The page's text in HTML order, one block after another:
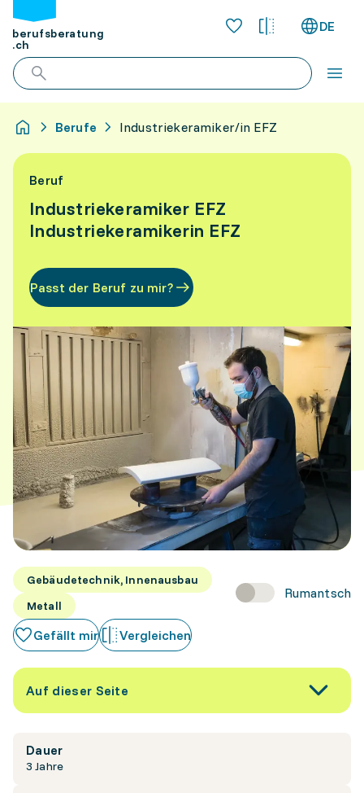
berufsberatung
.ch
DE
Berufe Industriekeramiker/in EFZ
Beruf
Industriekeramiker EFZ
Industriekeramikerin EFZ
Passt der Beruf zu mir?
Gebäudetechnik, Innenausbau
Metall
Rumantsch
Gefällt mir Vergleichen
Auf dieser Seite
Dauer
3 Jahre